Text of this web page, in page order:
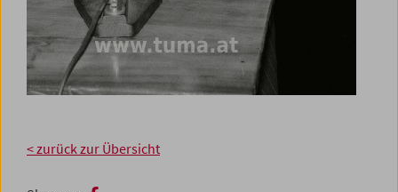
< zurück zur Übersicht